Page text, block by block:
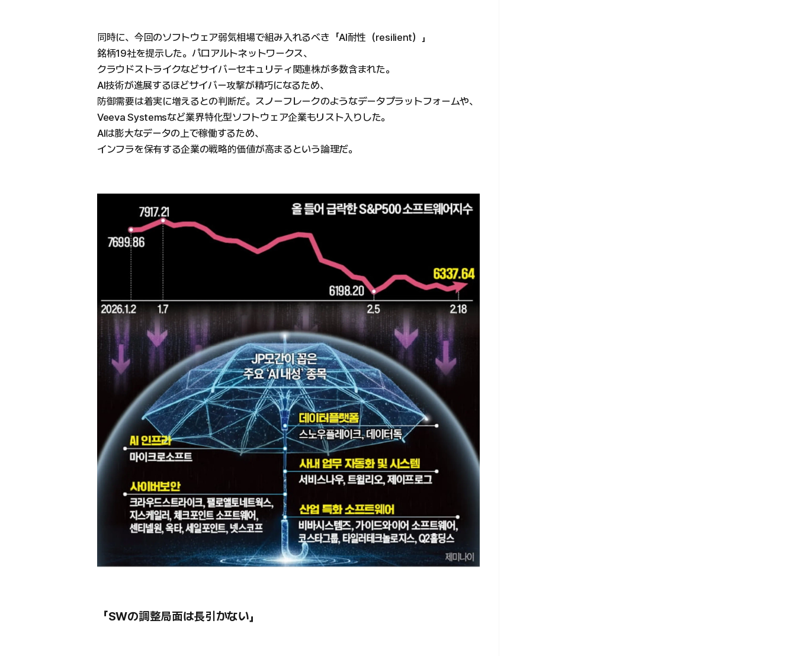
同時に、今回のソフトウェア弱気相場で組み入れるべき「AI耐性（resilient）」
銘柄19社を提示した。パロアルトネットワークス、
クラウドストライクなどサイバーセキュリティ関連株が多数含まれた。
AI技術が進展するほどサイバー攻撃が精巧になるため、
防御需要は着実に増えるとの判断だ。スノーフレークのようなデータプラットフォームや、
Veeva Systemsなど業界特化型ソフトウェア企業もリスト入りした。
AIは膨大なデータの上で稼働するため、
インフラを保有する企業の戦略的価値が高まるという論理だ。
「SWの調整局面は長引かない」